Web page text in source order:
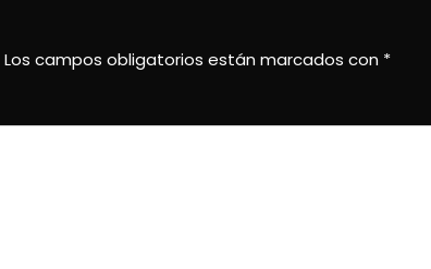
Los campos obligatorios están marcados con *